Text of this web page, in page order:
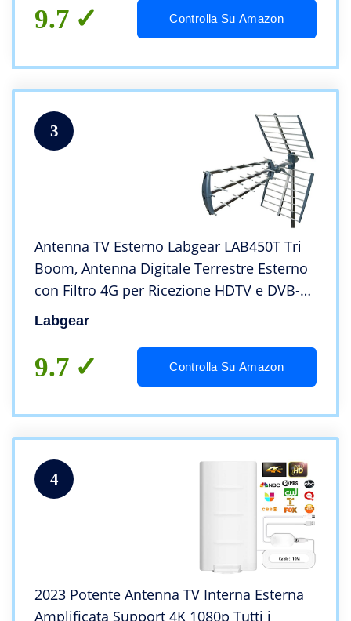
Amplificatore
9.7 Controlla Su Amazon
3
Antenna TV Esterno Labgear LAB450T Tri
Boom, Antenna Digitale Terrestre Esterno
con Filtro 4G per Ricezione HDTV e DVB-
T/DVB-T2
Labgear
9.7 Controlla Su Amazon
4
2023 Potente Antenna TV Interna Esterna
Amplificata Support 4K 1080p Tutti i